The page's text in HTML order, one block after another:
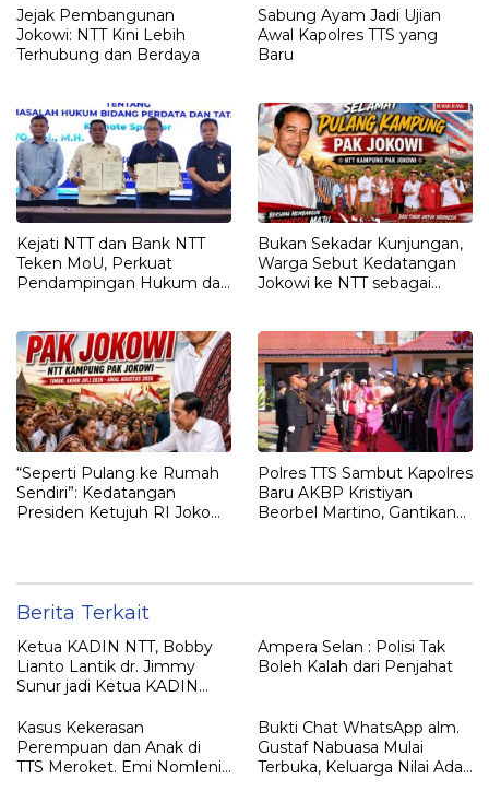
Jejak Pembangunan
Jokowi: NTT Kini Lebih
Terhubung dan Berdaya
Sabung Ayam Jadi Ujian
Awal Kapolres TTS yang
Baru
Kejati NTT dan Bank NTT
Teken MoU, Perkuat
Pendampingan Hukum dan
Bukan Sekadar Kunjungan,
Warga Sebut Kedatangan
Jokowi ke NTT sebagai
“Seperti Pulang ke Rumah
Sendiri”: Kedatangan
Presiden Ketujuh RI Joko
Polres TTS Sambut Kapolres
Baru AKBP Kristiyan
Beorbel Martino, Gantikan
Berita Terkait
Ketua KADIN NTT, Bobby
Lianto Lantik dr. Jimmy
Sunur jadi Ketua KADIN
Ampera Selan : Polisi Tak
Boleh Kalah dari Penjahat
Kasus Kekerasan
Perempuan dan Anak di
TTS Meroket. Emi Nomleni :
Bukti Chat WhatsApp alm.
Gustaf Nabuasa Mulai
Terbuka, Keluarga Nilai Ada